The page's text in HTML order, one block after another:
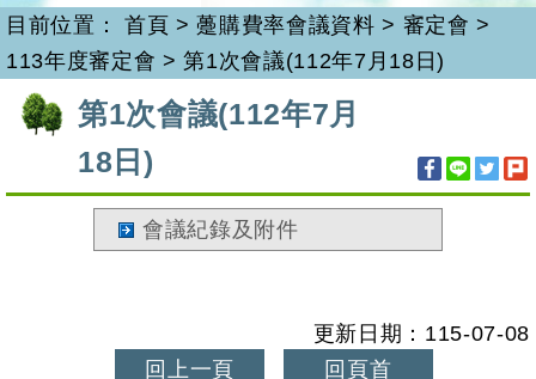
目前位置： 首頁 > 躉購費率會議資料 > 審定會 >
113年度審定會 >第1次會議(112年7月18日)
第1次會議(112年7月
18日)
會議紀錄及附件
更新日期：115-07-08
回上一頁
回頁首